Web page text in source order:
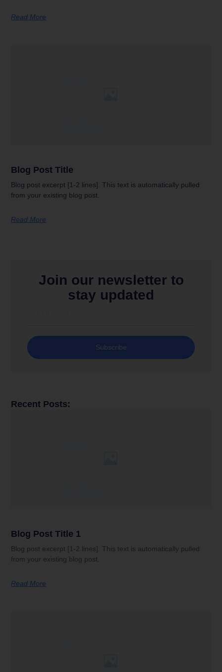
Read More
Blog Post Title
Blog post excerpt [1-2 lines]. This text is automatically pulled
from your existing blog post.
Read More
Join our newsletter to
stay updated
Subscribe
Recent Posts:
Blog Post Title 1
Blog post excerpt [1-2 lines]. This text is automatically pulled
from your existing blog post.
Read More